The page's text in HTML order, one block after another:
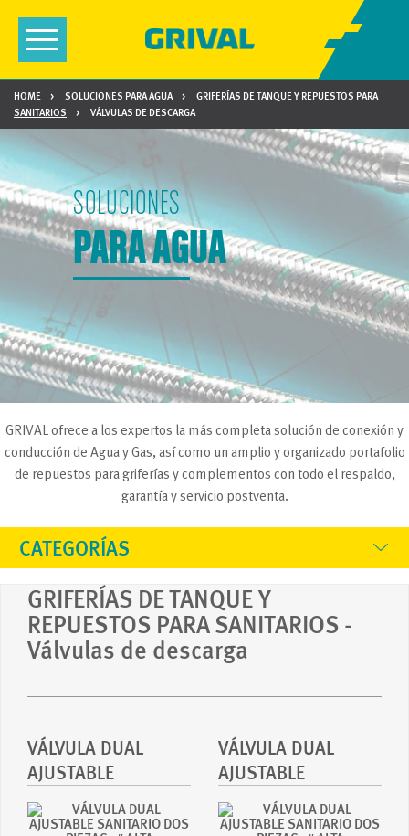
Toggle
navigation
HOME SOLUCIONES PARA AGUA
GRIFERÍAS DE TANQUE Y REPUESTOS PARA
SANITARIOS
VÁLVULAS DE DESCARGA
SOLUCIONES
PARA AGUA
GRIVAL ofrece a los expertos la más completa solución de conexión y
conducción de Agua y Gas, así como un amplio y organizado portafolio
de repuestos para griferías y complementos con todo el respaldo,
garantía y servicio postventa.
CATEGORÍAS
GRIFERÍAS DE TANQUE Y
REPUESTOS PARA SANITARIOS -
Válvulas de descarga
VÁLVULA DUAL
AJUSTABLE
SANITARIO DOS
PI...
VÁLVULA DUAL
AJUSTABLE
SANITARIO DOS
PI...